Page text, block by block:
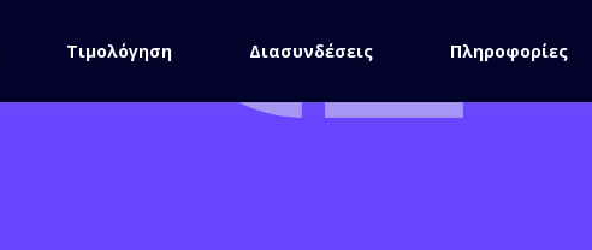
Τιμολόγηση Διασυνδέσεις Πληροφορίες